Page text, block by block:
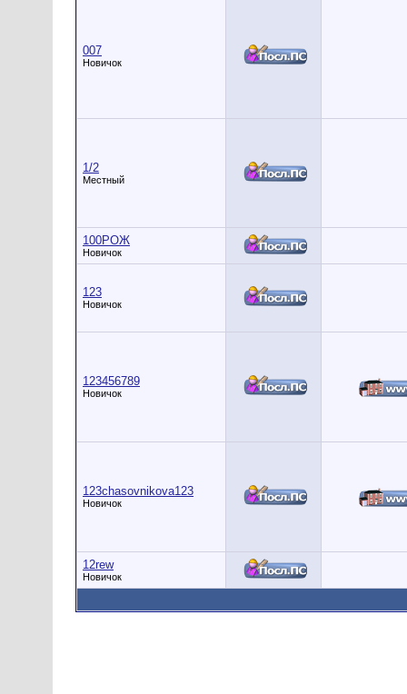
007
Новичок
1/2
Местный
100РОЖ
Новичок
123
Новичок
123456789
Новичок
123chasovnikova123
Новичок
12rew
Новичок